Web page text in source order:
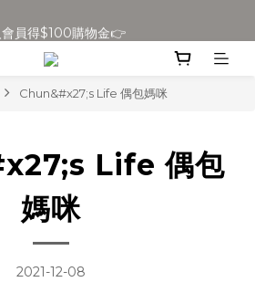
全館滿$699免運
Chun&#x27;s Life 偶包媽咪
Life 偶包
媽咪
2021-12-08